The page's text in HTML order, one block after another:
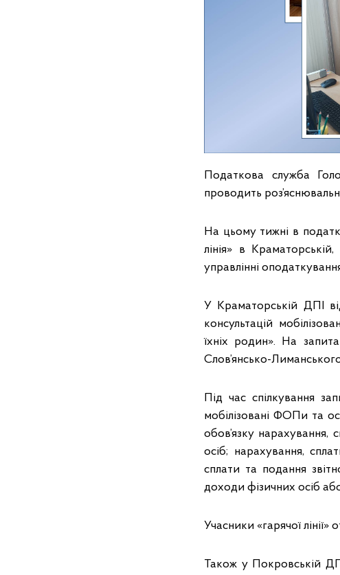
Податкова служба
проводить
На цьому тижні в
лінія» в
управлінні
У Краматорській ДПІ
консультацій
їхніх родин». На
Слов’янсько-
Під час спілкування
мобілізовані ФОПи та
обов’язку нарахування,
осіб; нарахування,
сплати та подання
доходи фізичних осіб
Учасники «гарячої
Також у Покровській